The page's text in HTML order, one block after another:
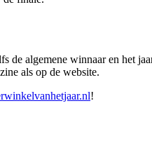
algemene winnaar en het
als op de website.
!